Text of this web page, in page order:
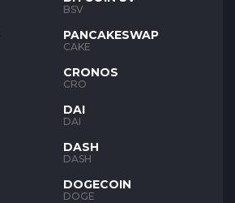
BSV
PANCAKESWAP
CAKE
CRONOS
CRO
DAI
DAI
DASH
DASH
DOGECOIN
DOGE